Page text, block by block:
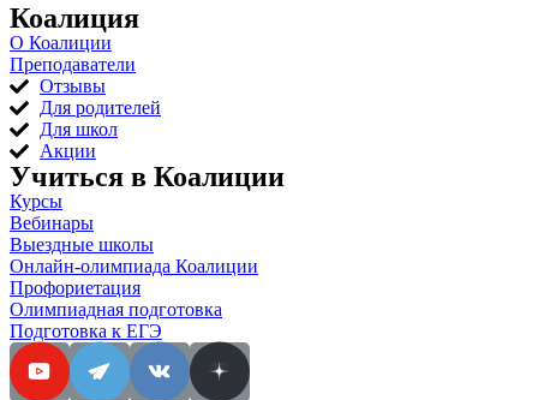
Коалиция
О Коалиции
Преподаватели
Отзывы
Для родителей
Для школ
Акции
Учиться в Коалиции
Курсы
Вебинары
Выездные школы
Онлайн-олимпиада Коалиции
Профориетация
Олимпиадная подготовка
Подготовка к ЕГЭ